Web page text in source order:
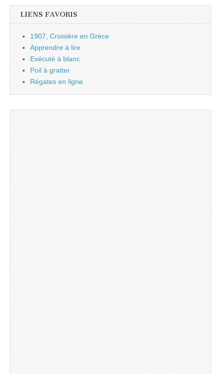
LIENS FAVORIS
1907, Croisière en Grèce
Apprendre à lire
Exécuté à blanc
Poil à gratter
Régates en ligne